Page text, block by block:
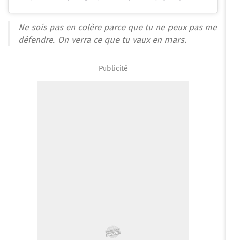
Ne sois pas en colère parce que tu ne peux pas me
défendre. On verra ce que tu vaux en mars.
Publicité